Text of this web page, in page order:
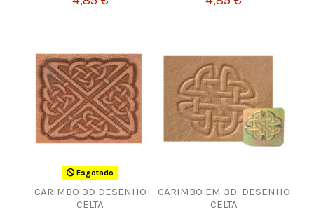
Esgotado
CARIMBO 3D DESENHO
CELTA
CARIMBO EM 3D. DESENHO
CELTA